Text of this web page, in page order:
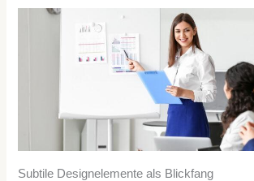
Subtile Designelemente als Blickfang